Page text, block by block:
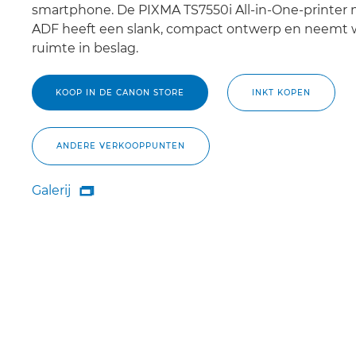
smartphone. De PIXMA TS7550i All-in-One-printer
ADF heeft een slank, compact ontwerp en neemt
ruimte in beslag.
KOOP IN DE CANON STORE INKT KOPEN
ANDERE VERKOOPPUNTEN
Galerij
Galerij
